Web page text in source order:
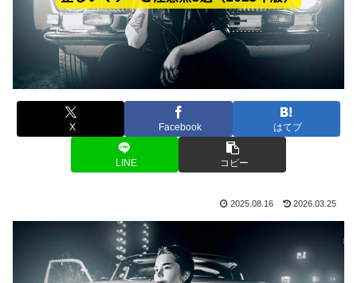
X Facebook はてブ
LINE コピー
2025.08.16 2026.03.25